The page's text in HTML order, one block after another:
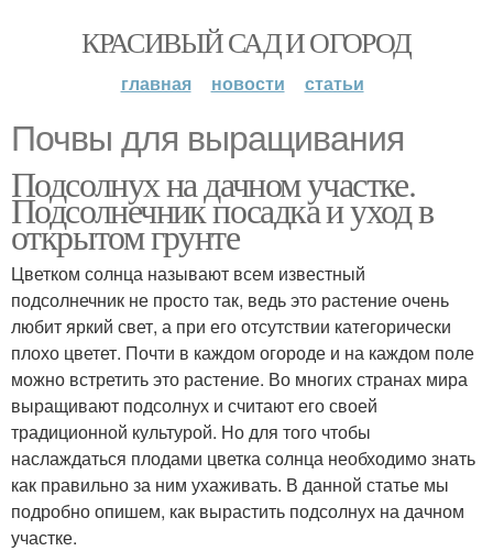
КРАСИВЫЙ САД И ОГОРОД
главная новости статьи
Почвы для выращивания
Подсолнух на дачном участке.
Подсолнечник посадка и уход в
открытом грунте
Цветком солнца называют всем известный
подсолнечник не просто так, ведь это растение очень
любит яркий свет, а при его отсутствии категорически
плохо цветет. Почти в каждом огороде и на каждом поле
можно встретить это растение. Во многих странах мира
выращивают подсолнух и считают его своей
традиционной культурой. Но для того чтобы
наслаждаться плодами цветка солнца необходимо знать
как правильно за ним ухаживать. В данной статье мы
подробно опишем, как вырастить подсолнух на дачном
участке.